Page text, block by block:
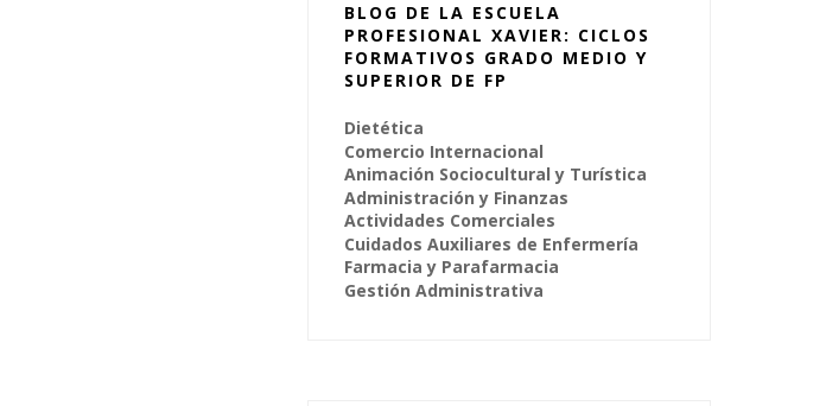
BLOG DE LA ESCUELA
PROFESIONAL XAVIER: CICLOS
FORMATIVOS GRADO MEDIO Y
SUPERIOR DE FP
Dietética
Comercio Internacional
Animación Sociocultural y Turística
Administración y Finanzas
Actividades Comerciales
Cuidados Auxiliares de Enfermería
Farmacia y Parafarmacia
Gestión Administrativa